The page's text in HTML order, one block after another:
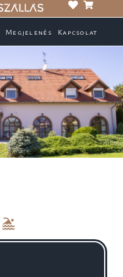
Megjelenés Kapcsolat